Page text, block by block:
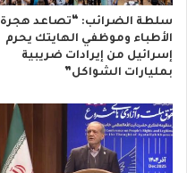
سلطة الضرائب: “تصاعد هجرة
الأطباء وموظفي الهايتك يحرم
إسرائيل من إيرادات ضريبية
بمليارات الشواكل”